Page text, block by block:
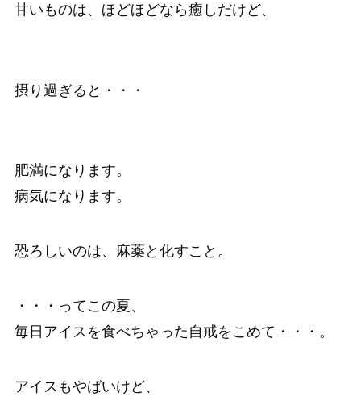
甘いものは、ほどほどなら癒しだけど、
摂り過ぎると・・・
肥満になります。
病気になります。
恐ろしいのは、麻薬と化すこと。
・・・ってこの夏、
毎日アイスを食べちゃった自戒をこめて・・・。
アイスもやばいけど、